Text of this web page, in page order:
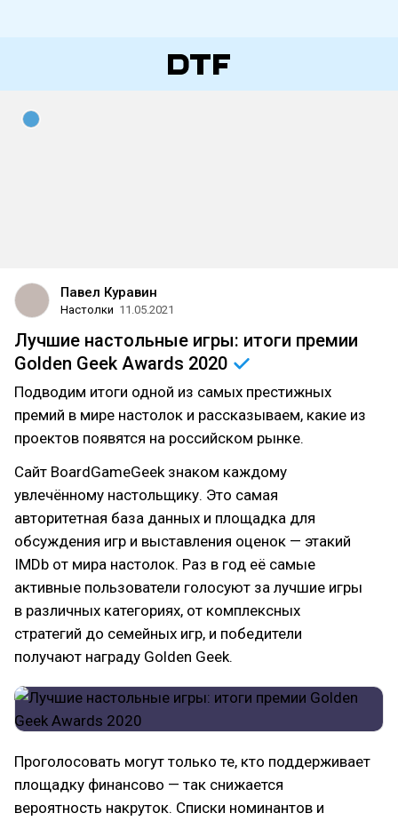
Павел Куравин
Настолки 11.05.2021
Лучшие настольные игры: итоги премии
Golden Geek Awards 2020
Подводим итоги одной из самых престижных
премий в мире настолок и рассказываем, какие из
проектов появятся на российском рынке.
Сайт BoardGameGeek знаком каждому
увлечённому настольщику. Это самая
авторитетная база данных и площадка для
обсуждения игр и выставления оценок — этакий
IMDb от мира настолок. Раз в год её самые
активные пользователи голосуют за лучшие игры
в различных категориях, от комплексных
стратегий до семейных игр, и победители
получают награду Golden Geek.
Проголосовать могут только те, кто поддерживает
площадку финансово — так снижается
вероятность накруток. Списки номинантов и